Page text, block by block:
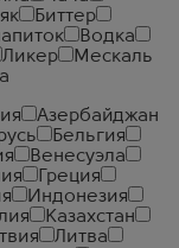
Биттер
Водка
Ликер
Мескаль
Азербайджан
Бельгия
Венесуэла
Греция
Индонезия
Казахстан
Литва